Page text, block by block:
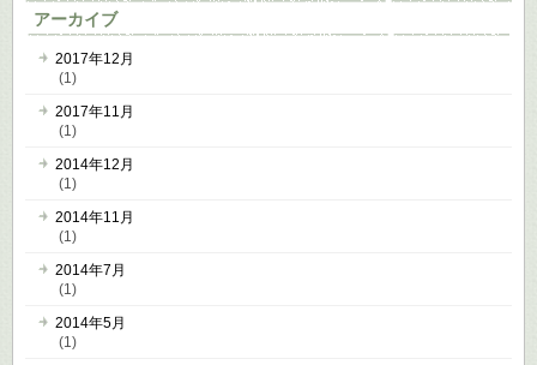
アーカイブ
2017年12月
(1)
2017年11月
(1)
2014年12月
(1)
2014年11月
(1)
2014年7月
(1)
2014年5月
(1)